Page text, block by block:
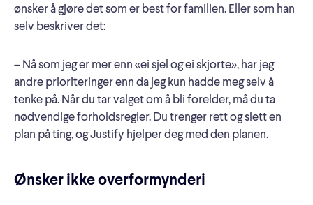
ønsker å gjøre det som er best for familien. Eller som han
selv beskriver det:
– Nå som jeg er mer enn «ei sjel og ei skjorte», har jeg
andre prioriteringer enn da jeg kun hadde meg selv å
tenke på. Når du tar valget om å bli forelder, må du ta
nødvendige forholdsregler. Du trenger rett og slett en
plan på ting, og Justify hjelper deg med den planen.
Ønsker ikke overformynderi